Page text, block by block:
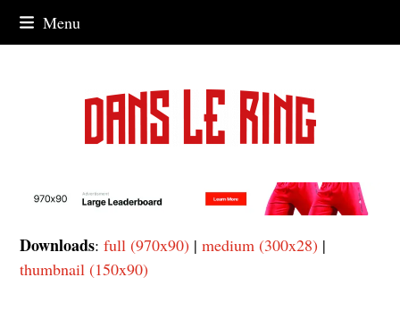
Skip
Menu
Downloads:full (970x90) |medium (300x28) |
thumbnail (150x90)